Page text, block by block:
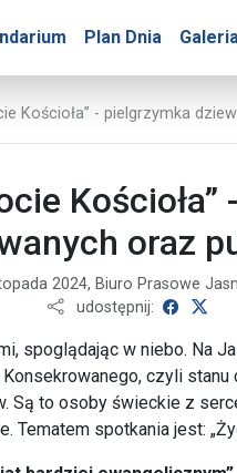
Plan Dnia
Kościoła” - pielgrzymka
oraz
2024, Biuro Prasowe
udostępnij:
spoglądając w niebo. Na
Konsekrowanego, czyli
Są to osoby świeckie z
Tematem spotkania jest: